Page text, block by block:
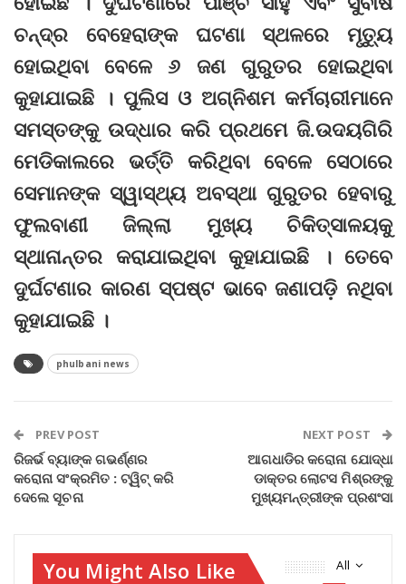
ଚନ୍ଦ୍ର ବେହେରାଙ୍କ ଘଟଣା ସ୍ଥଳରେ ମୃତ୍ୟୁ
ହୋଇଥିବା ବେଳେ ୬ ଜଣ ଗୁରୁତର ହୋଇଥିବା
କୁହାଯାଇଛି । ପୁଲିସ ଓ ଅଗ୍ନିଶମ କର୍ମଚାରୀମାନେ
ସମସ୍ତଙ୍କୁ ଉଦ୍ଧାର କରି ପ୍ରଥମେ ଜି.ଉଦୟଗିରି
ମେଡିକାଲରେ ଭର୍ତ୍ତି କରିଥିବା ବେଳେ ସେଠାରେ
ସେମାନଙ୍କ ସ୍ୱାସ୍ଥ୍ୟ ଅବସ୍ଥା ଗୁରୁତର ହେବାରୁ
ଫୁଲବାଣୀ ଜିଲ୍ଲା ମୁଖ୍ୟ ଚିକିତ୍ସାଳୟକୁ
ସ୍ଥାନାନ୍ତର କରାଯାଇଥିବା କୁହାଯାଇଛି । ତେବେ
ଦୁର୍ଘଟଣାର କାରଣ ସ୍ପଷ୍ଟ ଭାବେ ଜଣାପଡ଼ି ନଥିବା
କୁହାଯାଇଛି ।
phulbani news
PREV POST
ରିଜର୍ଭ ବ୍ୟାଙ୍କ ଗଭର୍ଣ୍ଣର
କରୋନା ସଂକ୍ରମିତ : ଟ୍ୱିଟ୍‌ କରି
ଦେଲେ ସୂଚନା
NEXT POST
ଆଗଧାଡିର କରୋନା ଯୋଦ୍ଧା
ଡାକ୍ତର ଲୋଟସ ମିଶ୍ରଙ୍କୁ
ମୁଖ୍ୟମନ୍ତ୍ରୀଙ୍କ ପ୍ରଶଂସା
All
You Might Also Like